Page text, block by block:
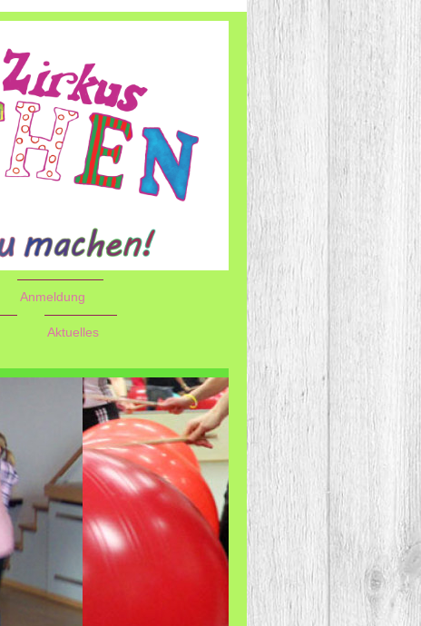
Anmeldung
Aktuelles